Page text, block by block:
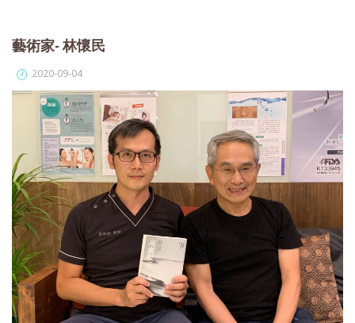
藝術家- 林懷民
2020-09-04